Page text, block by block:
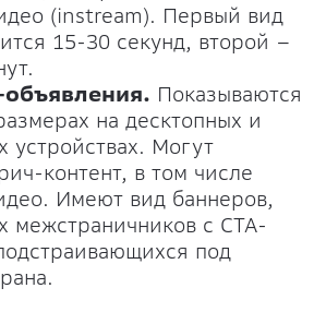
(instream). Первый вид
15-30 секунд, второй –
Показываются
на десктопных и
устройствах. Могут
контент, в том числе
Имеют вид баннеров,
межстраничников с CTA-
под